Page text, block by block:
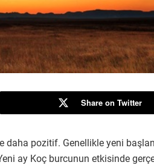
Share on Twitter
pozitif. Genellikle yeni
ay Koç burcunun etkisinde